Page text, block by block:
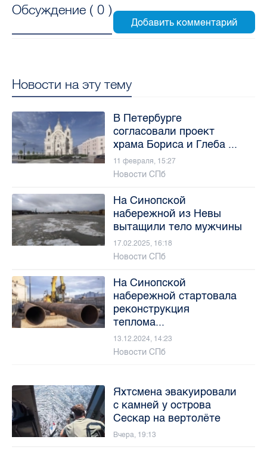
Обсуждение ( 0 )
Новости на эту тему
В Петербурге
согласовали проект
храма Бориса и Глеба ...
11 февраля, 15:27
Новости СПб
На Синопской
набережной из Невы
вытащили тело мужчины
17.02.2025, 16:18
Новости СПб
На Синопской
набережной стартовала
реконструкция
теплома...
13.12.2024, 14:23
Новости СПб
Яхтсмена эвакуировали
с камней у острова
Сескар на вертолёте
Вчера, 19:13